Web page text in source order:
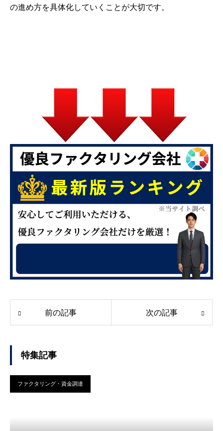
の進め方を具体化していくことが大切です。
前の記事 次の記事
特集記事
ファクタリング・資金調達